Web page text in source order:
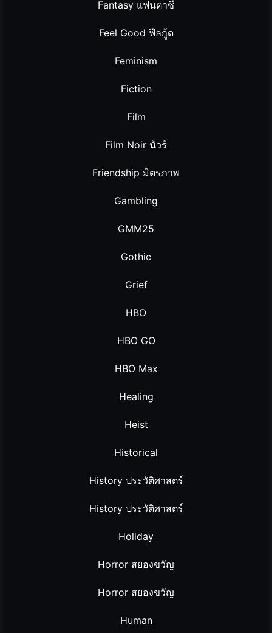
Fantasy แฟนตาซี
Feel Good ฟีลกู้ด
Feminism
Fiction
Film
Film Noir นัวร์
Friendship มิตรภาพ
Gambling
GMM25
Gothic
Grief
HBO
HBO GO
HBO Max
Healing
Heist
Historical
History ประวัติศาสตร์
History ประวัติศาสตร์
Holiday
Horror สยองขวัญ
Horror สยองขวัญ
Human